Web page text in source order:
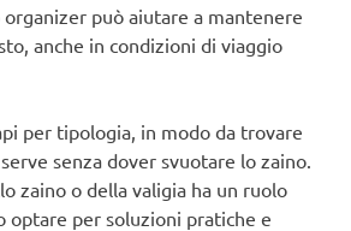
organizer può aiutare a mantenere
anche in condizioni di viaggio
per tipologia, in modo da trovare
senza dover svuotare lo zaino.
zaino o della valigia ha un ruolo
optare per soluzioni pratiche e